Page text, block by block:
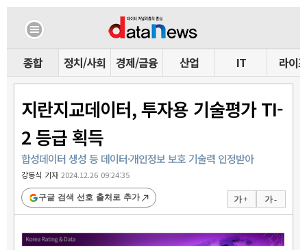
종합 정치/사회 경제/금융 산업 IT 라이프
지란지교데이터, 투자용 기술평가 TI-
2 등급 획득
합성데이터 생성 등 데이터·개인정보 보호 기술력 인정받아
강동식 기자2024.12.26 09:24:35
가 + 가 -
구글 검색 선호 출처로 추가